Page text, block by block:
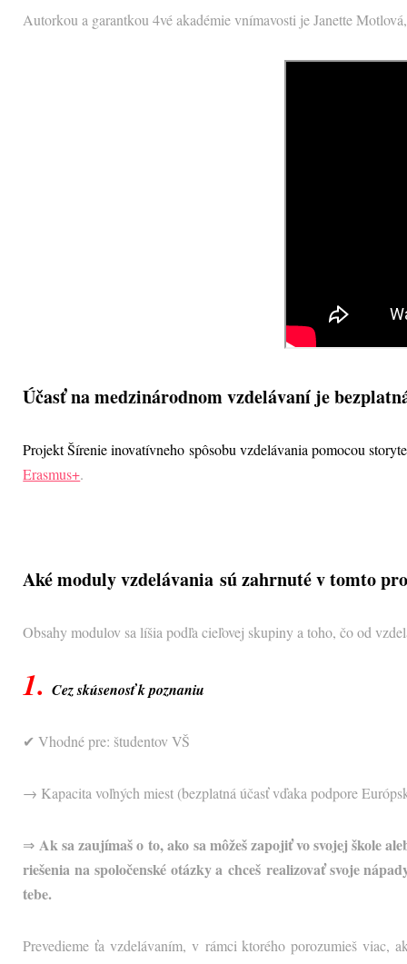
Autorkou a garantkou 4vé akadémie vnímavosti je Janette
Účasť na medzinárodnom vzdelávaní je
Projekt Šírenie inovatívneho spôsobu vzdelávania pomocou
Erasmus+.
Aké moduly vzdelávania sú zahrnuté v tomto
Obsahy modulov sa líšia podľa cieľovej skupiny a toho, čo od
1.Cez skúsenosť k poznaniu
✔ Vhodné pre: študentov VŠ
→ Kapacita voľných miest (bezplatná účasť vďaka podpore
⇒Ak sa zaujímaš o to, ako sa môžeš zapojiť vo svojej škole
riešenia na spoločenské otázky a chceš realizovať svoje
tebe.
Prevedieme ťa vzdelávaním, v rámci ktorého porozumieš viac,